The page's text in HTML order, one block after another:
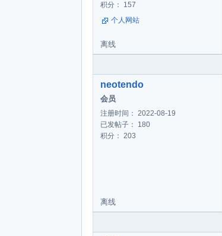
积分： 157
个人网站
离线
neotendo
会员
注册时间： 2022-08-19
已发帖子： 180
积分： 203
离线